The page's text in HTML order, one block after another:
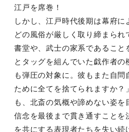
江戸を席巻！
しかし、江戸時代後期は幕府に
どの風俗が厳しく取り締まられ
書堂や、武士の家系であること
とタッグを組んでいた戯作者の
も弾圧の対象に。彼もまた自
ために全てを捨てられますか？
も、北斎の気概や諦めない姿
信念を最後まで貫き通すことを
を共にする表現者たちを失い続